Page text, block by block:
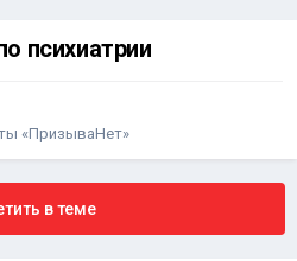
психиатрии
«ПризываНет»
в теме